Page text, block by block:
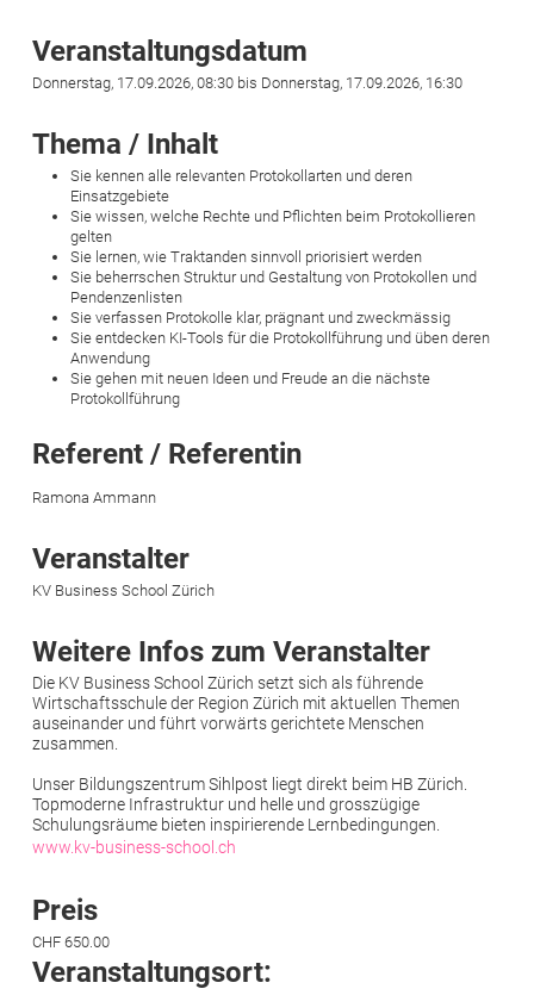
Veranstaltungsdatum
Donnerstag, 17.09.2026, 08:30 bis Donnerstag, 17.09.2026, 16:30
Thema / Inhalt
Sie kennen alle relevanten Protokollarten und deren
Einsatzgebiete
Sie wissen, welche Rechte und Pflichten beim Protokollieren
gelten
Sie lernen, wie Traktanden sinnvoll priorisiert werden
Sie beherrschen Struktur und Gestaltung von Protokollen und
Pendenzenlisten
Sie verfassen Protokolle klar, prägnant und zweckmässig
Sie entdecken KI-Tools für die Protokollführung und üben deren
Anwendung
Sie gehen mit neuen Ideen und Freude an die nächste
Protokollführung
Referent / Referentin
Ramona Ammann
Veranstalter
KV Business School Zürich
Weitere Infos zum Veranstalter
Die KV Business School Zürich setzt sich als führende
Wirtschaftsschule der Region Zürich mit aktuellen Themen
auseinander und führt vorwärts gerichtete Menschen
zusammen.
Unser Bildungszentrum Sihlpost liegt direkt beim HB Zürich.
Topmoderne Infrastruktur und helle und grosszügige
Schulungsräume bieten inspirierende Lernbedingungen.
www.kv-business-school.ch
Preis
CHF 650.00
Veranstaltungsort: